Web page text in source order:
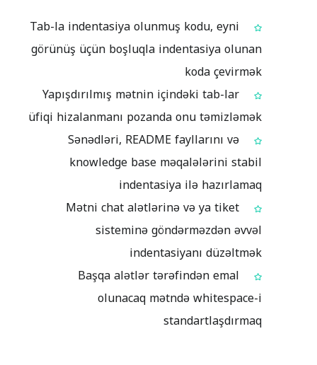
Tab-la indentasiya olunmuş kodu, eyni
görünüş üçün boşluqla indentasiya olunan
koda çevirmək
Yapışdırılmış mətnin içindəki tab-lar
üfiqi hizalanmanı pozanda onu təmizləmək
Sənədləri, README fayllarını və
knowledge base məqalələrini stabil
indentasiya ilə hazırlamaq
Mətni chat alətlərinə və ya tiket
sisteminə göndərməzdən əvvəl
indentasiyanı düzəltmək
Başqa alətlər tərəfindən emal
olunacaq mətndə whitespace-i
standartlaşdırmaq